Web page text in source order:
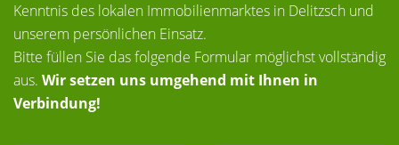
Kenntnis des lokalen Immobilienmarktes in Delitzsch und
unserem persönlichen Einsatz.
Bitte füllen Sie das folgende Formular möglichst vollständig
aus. Wir setzen uns umgehend mit Ihnen in
Verbindung!